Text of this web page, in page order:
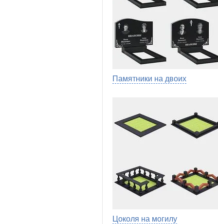
Памятники на двоих
Цоколя на могилу